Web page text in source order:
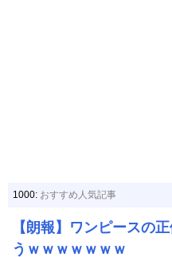
1000: おすすめ人気記事
【朗報】ワンピースの
うｗｗｗｗｗｗｗ